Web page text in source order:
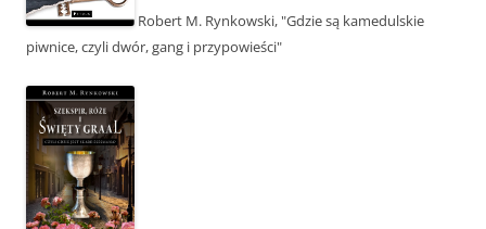
Robert M. Rynkowski, "Gdzie są kamedulskie
piwnice, czyli dwór, gang i przypowieści"